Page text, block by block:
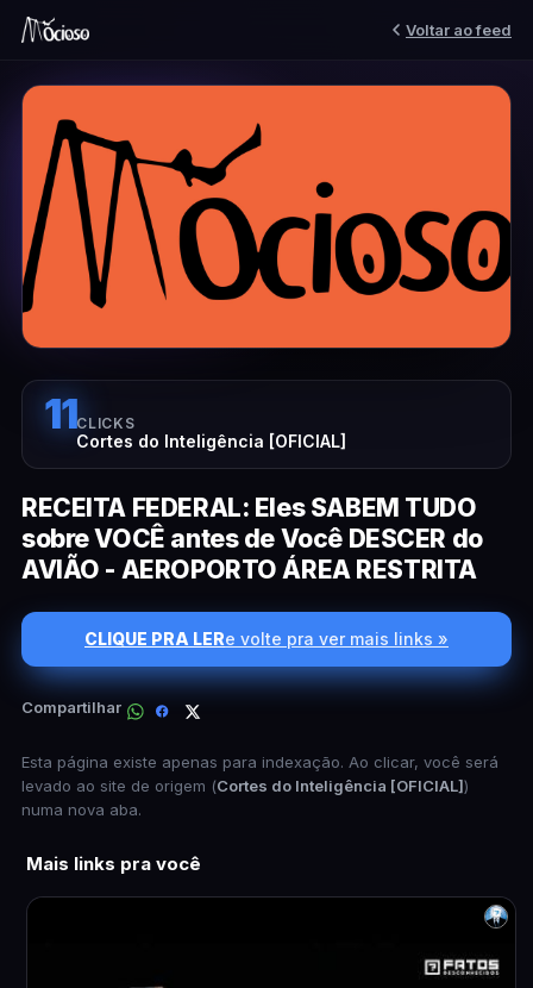
Voltar ao feed
11CLICKS
Cortes do Inteligência [OFICIAL]
RECEITA FEDERAL: Eles SABEM TUDO
sobre VOCÊ antes de Você DESCER do
AVIÃO - AEROPORTO ÁREA RESTRITA
CLIQUE PRA LERe volte pra ver mais links »
Compartilhar
Esta página existe apenas para indexação. Ao clicar, você será
levado ao site de origem (Cortes do Inteligência [OFICIAL])
numa nova aba.
Mais links pra você